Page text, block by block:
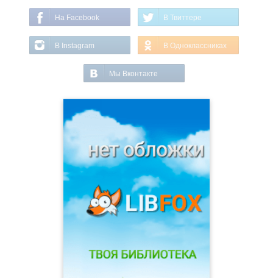
На Facebook В Твиттере
В Instagram В Одноклассниках
Мы Вконтакте